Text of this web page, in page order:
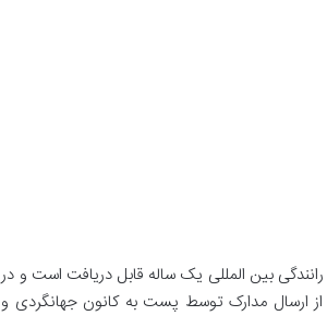
بین المللی یک ساله قابل دریافت است و در
ارسال مدارک توسط پست به کانون جهانگردی و